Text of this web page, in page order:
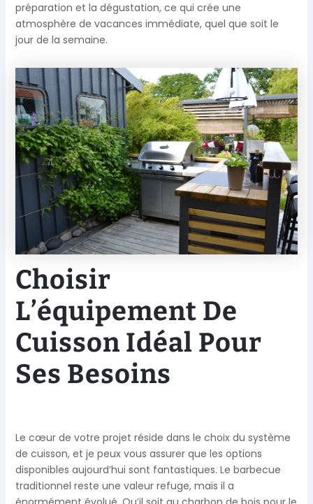
préparation et la dégustation, ce qui crée une
atmosphère de vacances immédiate, quel que soit le
jour de la semaine.
Choisir
L’équipement De
Cuisson Idéal Pour
Ses Besoins
Le cœur de votre projet réside dans le choix du système
de cuisson, et je peux vous assurer que les options
disponibles aujourd’hui sont fantastiques. Le barbecue
traditionnel reste une valeur refuge, mais il a